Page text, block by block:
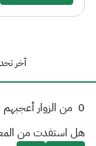
آخر تحديث: 01 سبتمبر 2020 02:02 م
0 من الزوار
هل استفدت من